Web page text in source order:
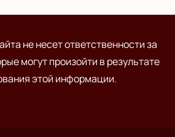
не несет ответственности за
могут произойти в результате
этой информации.